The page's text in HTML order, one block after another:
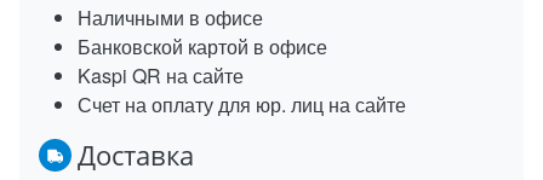
Наличными в офисе
Банковской картой в офисе
Kaspi QR на сайте
Счет на оплату для юр. лиц на сайте
Доставка